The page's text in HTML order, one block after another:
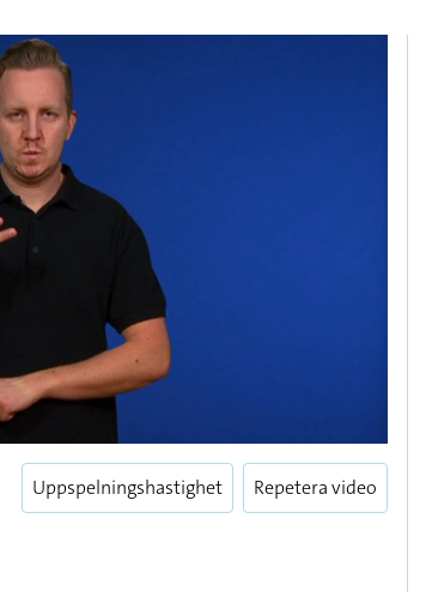
Uppspelningshastighet Repetera video